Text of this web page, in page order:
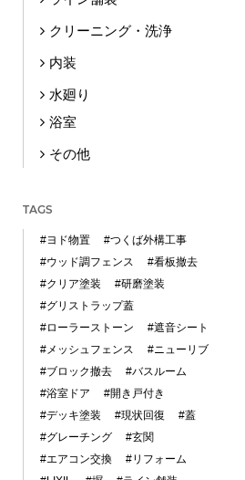
クリーニング・洗浄
内装
水廻り
浴室
その他
TAGS
#ヨド物置
#つくば外構工事
#ウッド調フェンス
#看板撤去
#クリア塗装
#研磨塗装
#グリストラップ蓋
#ローラーストーン
#遮音シート
#メッシュフェンス
#ニューリブ
#ブロック撤去
#バスルーム
#浴室ドア
#開き戸付き
#デッキ塗装
#現状回復
#蓋
#グレーチング
#玄関
#エアコン交換
#リフォーム